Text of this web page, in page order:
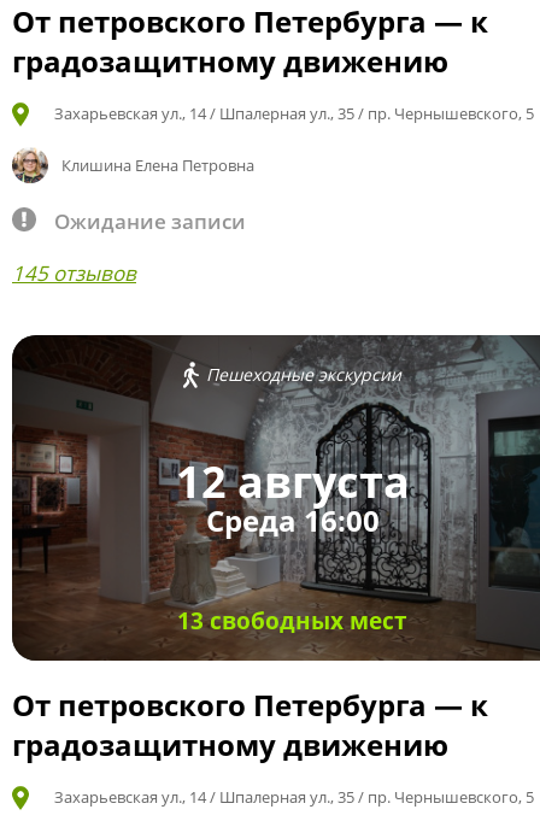
От петровского Петербурга — к
градозащитному движению
Захарьевская ул., 14 / Шпалерная ул., 35 / пр. Чернышевского, 5
Клишина Елена Петровна
Ожидание записи
145 отзывов
Пешеходные экскурсии
12 августа
Среда 16:00
13 свободных мест
От петровского Петербурга — к
градозащитному движению
Захарьевская ул., 14 / Шпалерная ул., 35 / пр. Чернышевского, 5